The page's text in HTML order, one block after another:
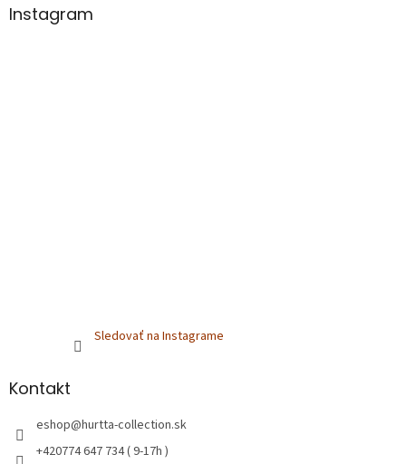
äInstagram
Sledovať na Instagrame
Kontakt
eshop@hurtta-collection.sk
+420774 647 734 ( 9-17h )